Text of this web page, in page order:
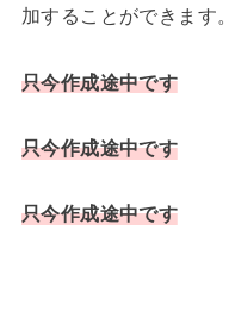
加することができます。
只今作成途中です
只今作成途中です
只今作成途中です